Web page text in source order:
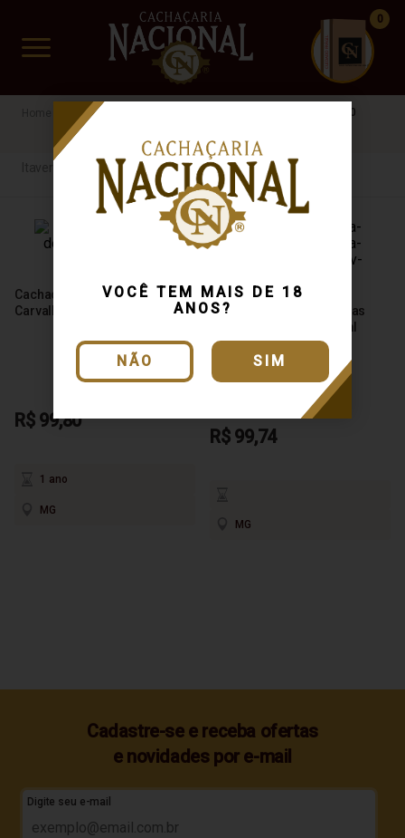
VOCÊ TEM MAIS DE 18
ANOS?
NÃO SIM
www.cachacarianacional.com.br
CUIDADO FRÁGIL
0
Cachaça R$60 a R$100
Cachaça Taverna de Minas
Carvalho 750ml
R$ 99,80
1 ano
MG
Cachaça Taverna de Minas
Clássica Jequitibá 750ml
R$ 99,74
MG
Cadastre-se e receba ofertas
e novidades por e-mail
Digite seu e-mail